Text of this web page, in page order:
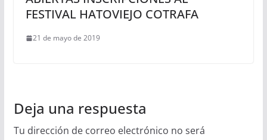
FESTIVAL HATOVIEJO COTRAFA
21 de mayo de 2019
Deja una respuesta
Tu dirección de correo electrónico no será